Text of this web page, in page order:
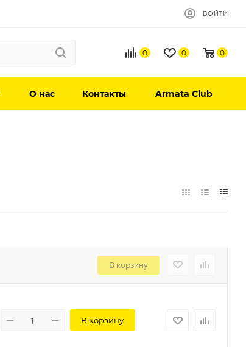
ВОЙТИ
0 0 0
О нас Контакты Armata Club
В корзину
В корзину